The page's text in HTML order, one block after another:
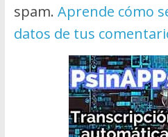
spam. Aprende cómo
datos de tus